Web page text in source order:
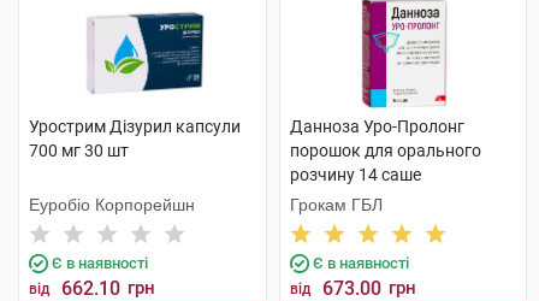
Урострим Дізурил капсули
700 мг 30 шт
Еуробіо Корпорейшн
Є в наявності
від 662.10 грн
Данноза Уро-Пролонг
порошок для орального
розчину 14 саше
Грокам ГБЛ
Є в наявності
від 673.00 грн